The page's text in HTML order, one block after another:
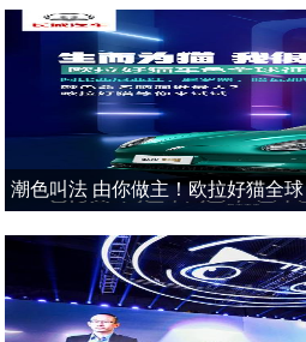
潮色叫法 由你做主！欧拉好猫全球